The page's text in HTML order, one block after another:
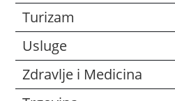
Turizam
Usluge
Zdravlje i Medicina